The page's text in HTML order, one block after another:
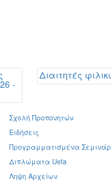
-
Διαιτητές
Σχολή Προπονητών
Ειδήσεις
Προγραμματισμένα
Διπλώματα Uefa
Ληψη Αρχείων